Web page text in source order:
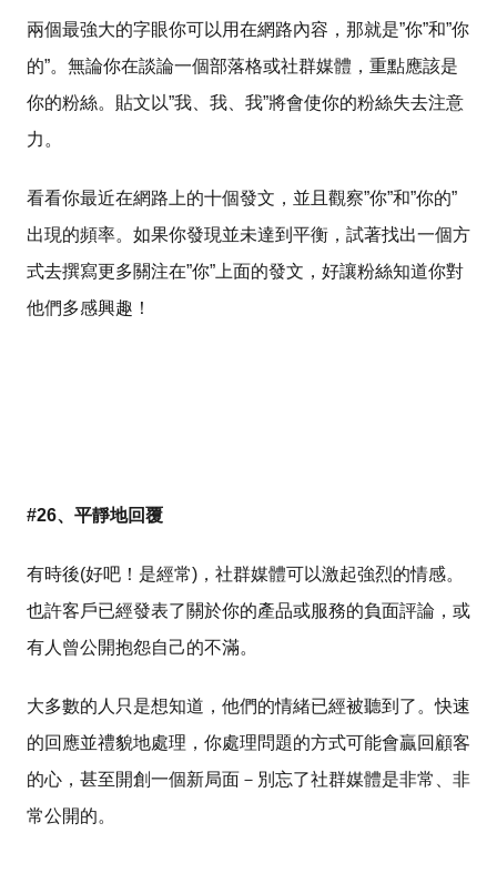
兩個最強大的字眼你可以用在網路內容，那就是”你”和”你
的”。無論你在談論一個部落格或社群媒體，重點應該是
你的粉絲。貼文以”我、我、我”將會使你的粉絲失去注意
力。
看看你最近在網路上的十個發文，並且觀察”你”和”你的”
出現的頻率。如果你發現並未達到平衡，試著找出一個方
式去撰寫更多關注在”你”上面的發文，好讓粉絲知道你對
他們多感興趣！
#26、平靜地回覆
有時後(好吧！是經常)，社群媒體可以激起強烈的情感。
也許客戶已經發表了關於你的產品或服務的負面評論，或
有人曾公開抱怨自己的不滿。
大多數的人只是想知道，他們的情緒已經被聽到了。快速
的回應並禮貌地處理，你處理問題的方式可能會贏回顧客
的心，甚至開創一個新局面－別忘了社群媒體是非常、非
常公開的。